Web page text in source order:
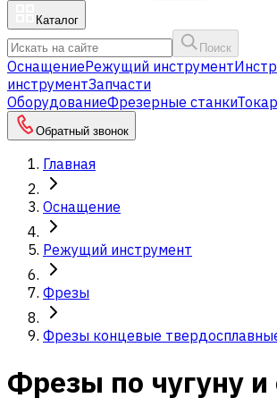
Каталог
Поиск
ОснащениеРежущий инструмент
инструментЗапчасти
ОборудованиеФрезерные станки
Обратный звонок
Главная
Оснащение
Режущий инструмент
Фрезы
Фрезы концевые
Фрезы по чугуну и